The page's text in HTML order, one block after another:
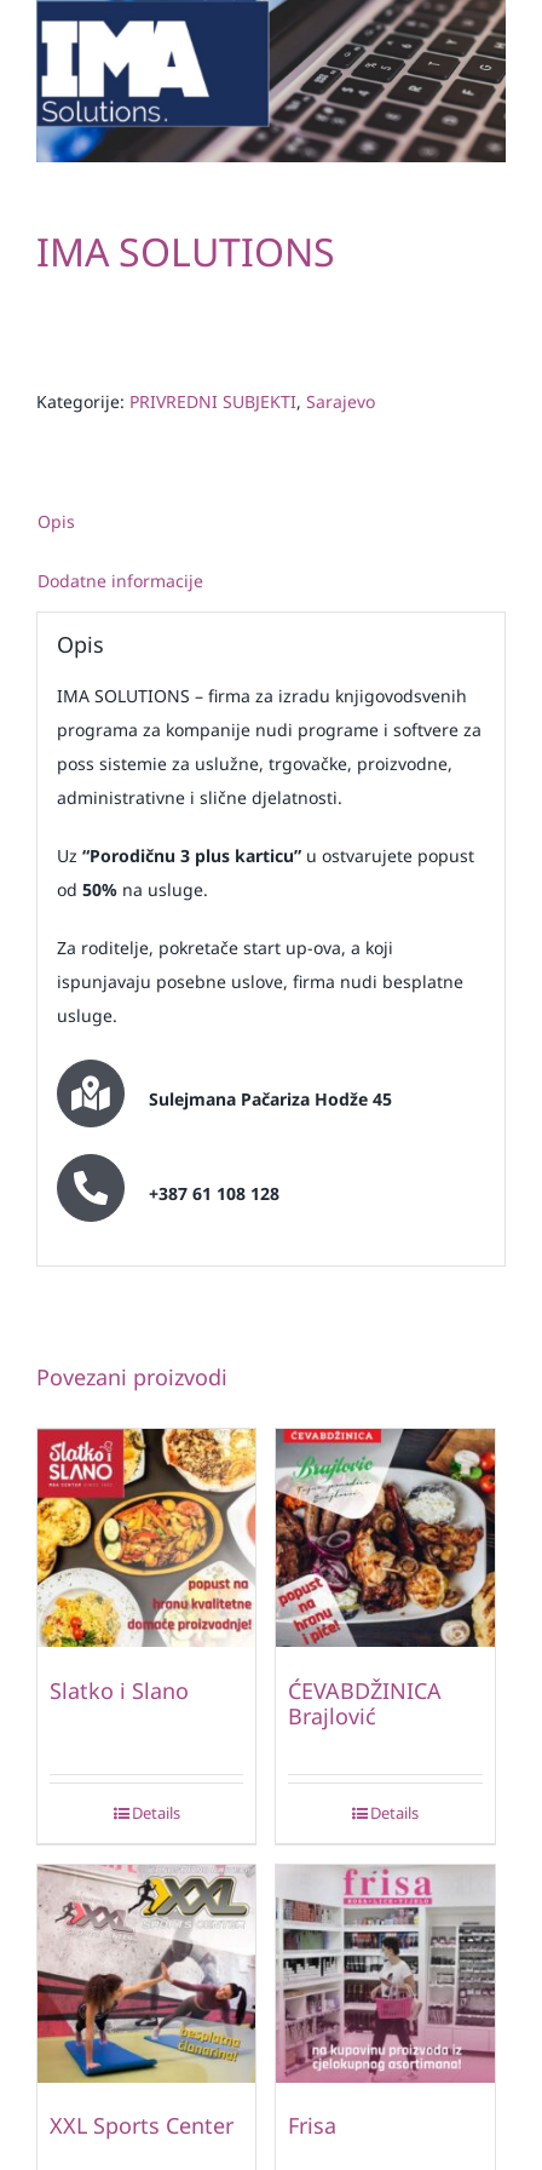
IMA SOLUTIONS
Kategorije: PRIVREDNI SUBJEKTI, Sarajevo
Opis
Dodatne informacije
Opis
IMA SOLUTIONS – firma za izradu knjigovodsvenih
programa za kompanije nudi programe i softvere za
poss sistemie za uslužne, trgovačke, proizvodne,
administrativne i slične djelatnosti.
Uz “Porodičnu 3 plus karticu” u ostvarujete popust
od 50%na usluge.
Za roditelje, pokretače start up-ova, a koji
ispunjavaju posebne uslove, firma nudi besplatne
usluge.
Sulejmana Pačariza Hodže 45
+387 61 108 128
Povezani proizvodi
Slatko i Slano
Details
ĆEVABDŽINICA
Brajlović
Details
XXL Sports Center Frisa